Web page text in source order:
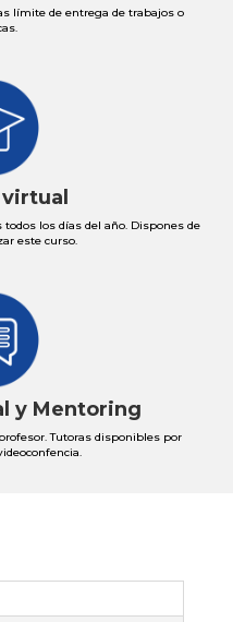
límite de entrega de trabajos o
los días del año. Dispones de
este curso.
y Mentoring
Tutoras disponibles por